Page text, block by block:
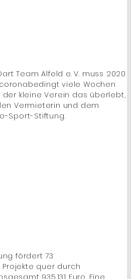
Team Alfeld e. V. muss 2020
viele Wochen
der kleine Verein das überlebt,
Vermieterin und dem
Sport-Stiftung.
fördert 73
quer durch